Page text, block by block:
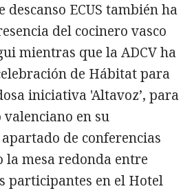
ECUS también ha
del cocinero vasco
mientras que la ADCV ha
de Hábitat para
iniciativa 'Altavoz’, para
en su
de conferencias
la mesa redonda entre
participantes en el Hotel